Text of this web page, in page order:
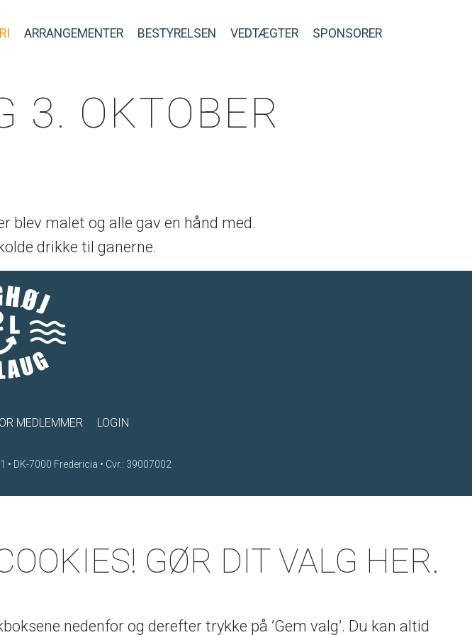
ARRANGEMENTER BESTYRELSEN VEDTÆGTER SPONSORER
3. OKTOBER
blev malet og alle gav en hånd med.
drikke til ganerne.
MEDLEMMER LOGIN
DK-7000 Fredericia • Cvr.: 39007002
GØR DIT VALG HER.
nedenfor og derefter trykke på ’Gem valg’. Du kan altid